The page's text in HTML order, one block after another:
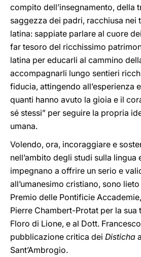
compito dell’insegnamento, della
saggezza dei padri, racchiusa nei
latina: sappiate parlare al cuore
far tesoro del ricchissimo
latina per educarli al cammino
accompagnarli lungo sentieri
fiducia, attingendo all’esperienza
quanti hanno avuto la gioia e il
sé stessi” per seguire la propria
umana.
Volendo, ora, incoraggiare e
nell’ambito degli studi sulla lingua
impegnano a offrire un serio e
all’umanesimo cristiano, sono
Premio delle Pontificie Accademie,
Pierre Chambert-Protat per la sua
Floro di Lione, e al Dott.
pubblicazione critica dei Disticha
Sant’Ambrogio.